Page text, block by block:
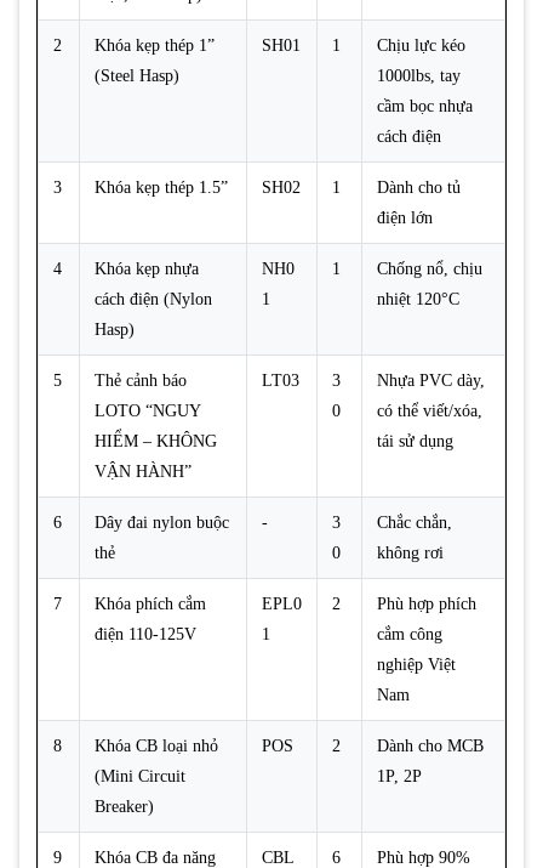
2
Khóa kẹp thép 1”
(Steel Hasp)
SH01 1
Chịu lực kéo
1000lbs, tay
cầm bọc nhựa
cách điện
3 Khóa kẹp thép 1.5” SH02 1
Dành cho tủ
điện lớn
4
Khóa kẹp nhựa
cách điện (Nylon
Hasp)
NH0
1
1
Chống nổ, chịu
nhiệt 120°C
5
Thẻ cảnh báo
LOTO “NGUY
HIỂM – KHÔNG
VẬN HÀNH”
LT03
3
0
Nhựa PVC dày,
có thể viết/xóa,
tái sử dụng
6
Dây đai nylon buộc
thẻ
-
3
0
Chắc chắn,
không rơi
7
Khóa phích cắm
điện 110-125V
EPL0
1
2
Phù hợp phích
cắm công
nghiệp Việt
Nam
8
Khóa CB loại nhỏ
(Mini Circuit
Breaker)
POS 2
Dành cho MCB
1P, 2P
9 Khóa CB đa năng
CBL
6
Phù hợp 90%